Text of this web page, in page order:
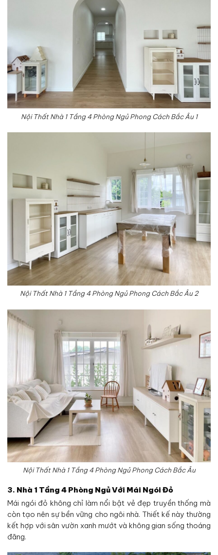
Nội Thất Nhà 1 Tầng 4 Phòng Ngủ Phong Cách Bắc Âu 1
Nội Thất Nhà 1 Tầng 4 Phòng Ngủ Phong Cách Bắc Âu 2
Nội Thất Nhà 1 Tầng 4 Phòng Ngủ Phong Cách Bắc Âu
3. Nhà 1 Tầng 4 Phòng Ngủ Với Mái Ngói Đỏ
Mái ngói đỏ không chỉ làm nổi bật vẻ đẹp truyền thống mà
còn tạo nên sự bền vững cho ngôi nhà. Thiết kế này thường
kết hợp với sân vườn xanh mướt và không gian sống thoáng
đãng.